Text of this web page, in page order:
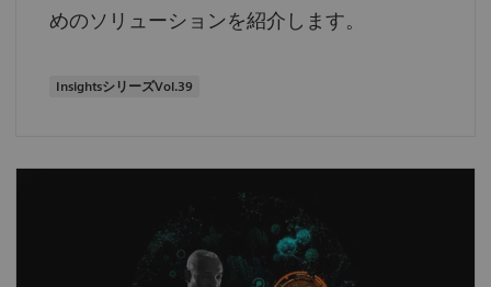
めのソリューションを紹介します。
InsightsシリーズVol.39